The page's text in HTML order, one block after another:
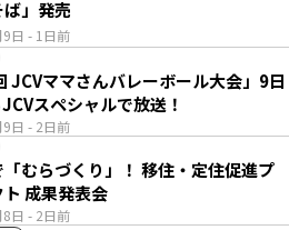
日 - 1日前
ば」発売
日 - 2日前
JCVママさんバレーボール大会」9日
スペシャルで放送！
日 - 2日前
むらづくり」！ 移住・定住促進プ
ト 成果発表会